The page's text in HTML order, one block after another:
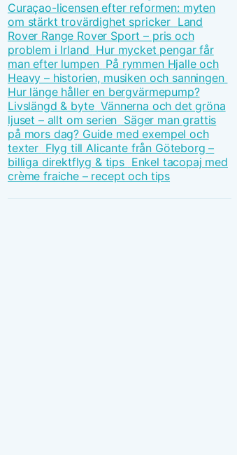
Curaçao-licensen efter reformen: myten
om stärkt trovärdighet spricker Land
Rover Range Rover Sport – pris och
problem i Irland Hur mycket pengar får
man efter lumpen På rymmen Hjalle och
Heavy – historien, musiken och sanningen
Hur länge håller en bergvärmepump?
Livslängd & byte Vännerna och det gröna
ljuset – allt om serien Säger man grattis
på mors dag? Guide med exempel och
texter Flyg till Alicante från Göteborg –
billiga direktflyg & tips Enkel tacopaj med
crème fraiche – recept och tips